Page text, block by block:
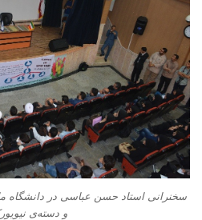
سخنرانی استاد حسن عباسی در دانشگاه
و دسته‌‌ی